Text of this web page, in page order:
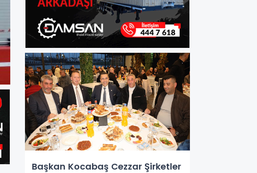
Başkan Kocabaş Cezzar Şirketler